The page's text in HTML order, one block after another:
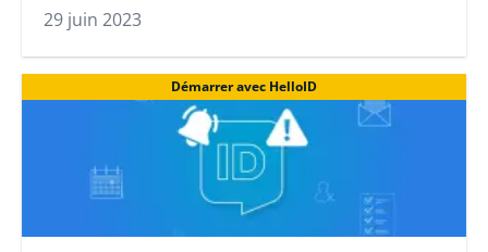
29 juin 2023
Démarrer avec HelloID